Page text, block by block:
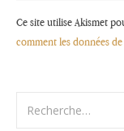
Ce site utilise Akismet
comment les données